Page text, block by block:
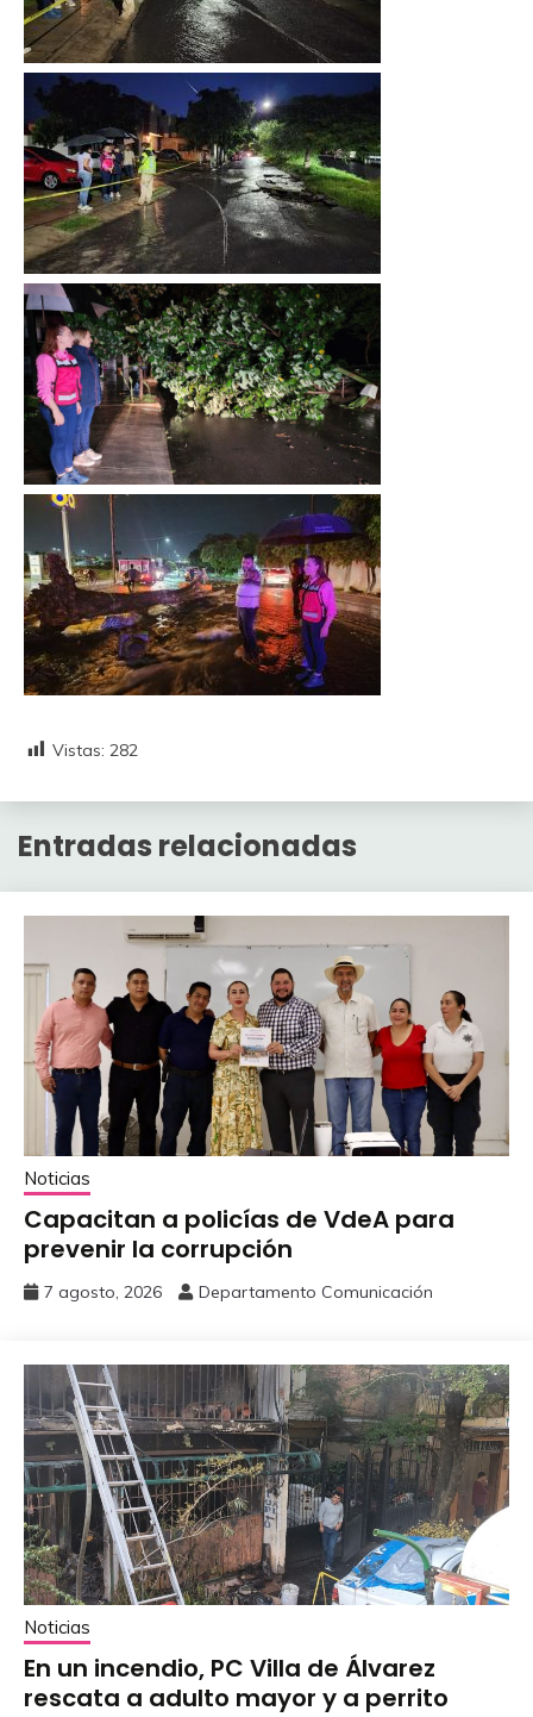
Vistas: 282
Entradas relacionadas
Noticias
Capacitan a policías de VdeA ‎para
prevenir la corrupción
7 agosto, 2026 Departamento Comunicación
Noticias
En un incendio, PC Villa de Álvarez
‎rescata a adulto mayor y a perrito